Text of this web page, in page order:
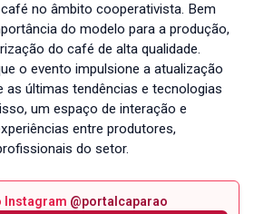
no âmbito cooperativista. Bem
do modelo para a produção,
do café de alta qualidade.
o evento impulsione a atualização
as últimas tendências e tecnologias
um espaço de interação e
entre produtores,
do setor.
Instagram @portalcaparao